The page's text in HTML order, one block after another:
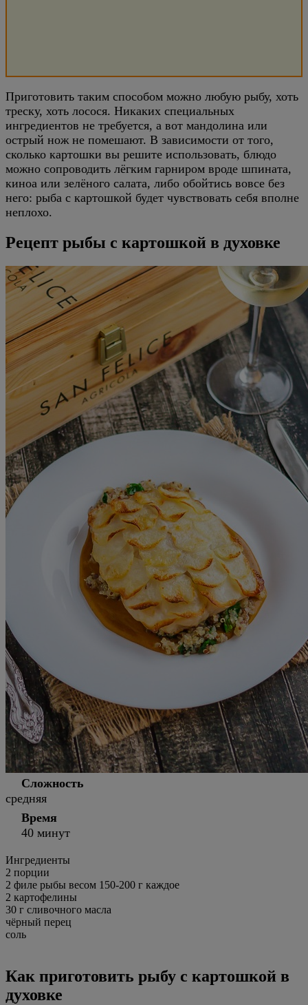
Приготовить таким способом можно любую рыбу, хоть
треску, хоть лосося. Никаких специальных
ингредиентов не требуется, а вот мандолина или
острый нож не помешают. В зависимости от того,
сколько картошки вы решите использовать, блюдо
можно сопроводить лёгким гарниром вроде шпината,
киноа или зелёного салата, либо обойтись вовсе без
него: рыба с картошкой будет чувствовать себя вполне
неплохо.
Рецепт рыбы с картошкой в духовке
Сложность
средняя
Время
40 минут
Ингредиенты
2 порции
2 филе рыбы весом 150-200 г каждое
2 картофелины
30 г сливочного масла
чёрный перец
соль
Как приготовить рыбу с картошкой в
духовке